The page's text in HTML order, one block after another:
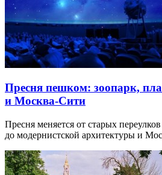
Пресня пешком: зоопарк,
и Москва-Сити
Пресня меняется от старых
до модернистской архитектуры и